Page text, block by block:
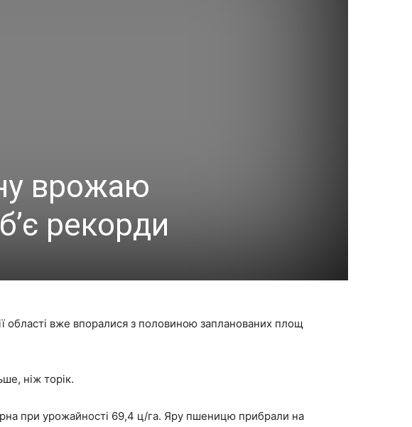
врожаю
рекорди
області вже впоралися з половиною запланованих площ
ніж торік.
при урожайності 69,4 ц/га. Яру пшеницю прибрали на